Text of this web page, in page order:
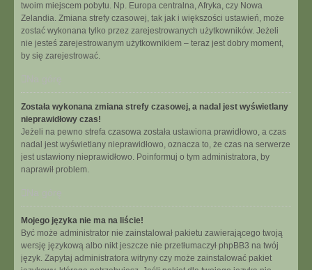
twoim miejscem pobytu. Np. Europa centralna, Afryka, czy Nowa
Zelandia. Zmiana strefy czasowej, tak jak i większości ustawień, może
zostać wykonana tylko przez zarejestrowanych użytkowników. Jeżeli
nie jesteś zarejestrowanym użytkownikiem – teraz jest dobry moment,
by się zarejestrować.
Została wykonana zmiana strefy czasowej, a nadal jest wyświetlany
nieprawidłowy czas!
Jeżeli na pewno strefa czasowa została ustawiona prawidłowo, a czas
nadal jest wyświetlany nieprawidłowo, oznacza to, że czas na serwerze
jest ustawiony nieprawidłowo. Poinformuj o tym administratora, by
naprawił problem.
Mojego języka nie ma na liście!
Być może administrator nie zainstalował pakietu zawierającego twoją
wersję językową albo nikt jeszcze nie przetłumaczył phpBB3 na twój
język. Zapytaj administratora witryny czy może zainstalować pakiet